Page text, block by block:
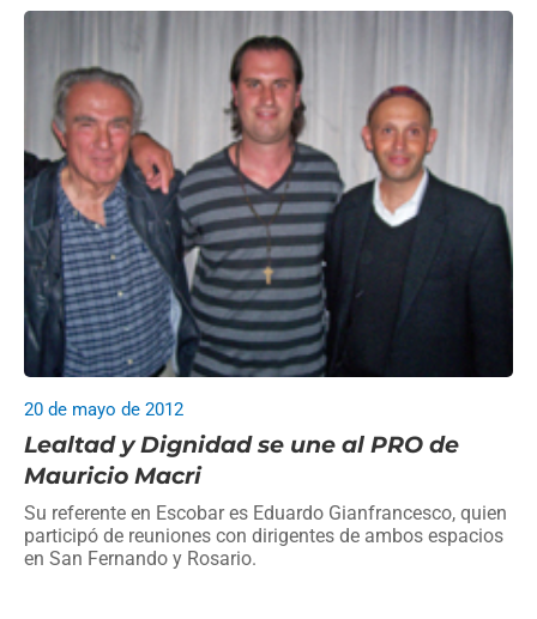
Lealtad y Dignidad se une al PRO de
Mauricio Macri
20 de mayo de 2012
Su referente en Escobar es Eduardo Gianfrancesco, quien
participó de reuniones con dirigentes de ambos espacios
en San Fernando y Rosario.